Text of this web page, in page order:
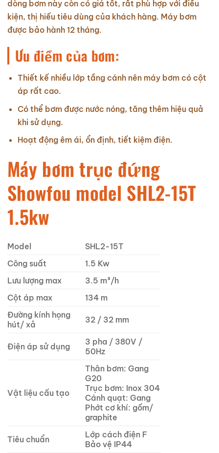
dòng bơm này còn có giá tốt, rất phù hợp với điều
kiện, thị hiếu tiêu dùng của khách hàng. Máy bơm
được bảo hành 12 tháng.
Ưu điểm của bơm:
Thiết kế nhiều lớp tầng cánh nên máy bơm có cột
áp rất cao.
Có thể bơm được nước nóng, tăng thêm hiệu quả
khi sử dụng.
Hoạt động êm ái, ổn định, tiết kiệm điện.
Máy bơm trục đứng
Showfou model SHL2-15T
1.5kw
Model
SHL2-15T
Công suất
1.5 Kw
Lưu lượng max
3.5 m³/h
Cột áp max
134 m
Đường kính họng
hút/ xả
32 / 32 mm
Điện áp sử dụng
3 pha / 380V /
50Hz
Vật liệu cấu tạo
Thân bơm: Gang
G20
Trục bơm: Inox 304
Cánh quạt: Gang
Phớt cơ khí: gốm/
graphite
Tiêu chuẩn
Lớp cách điện F
Bảo vệ IP44